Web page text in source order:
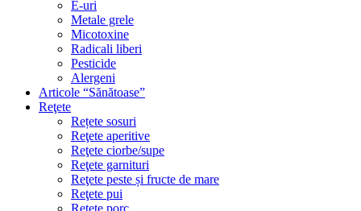
E-uri
Metale grele
Micotoxine
Radicali liberi
Pesticide
Alergeni
Articole “Sănătoase”
Reţete
Rețete sosuri
Reţete aperitive
Reţete ciorbe/supe
Reţete garnituri
Reţete peste și fructe de mare
Reţete pui
Reţete porc